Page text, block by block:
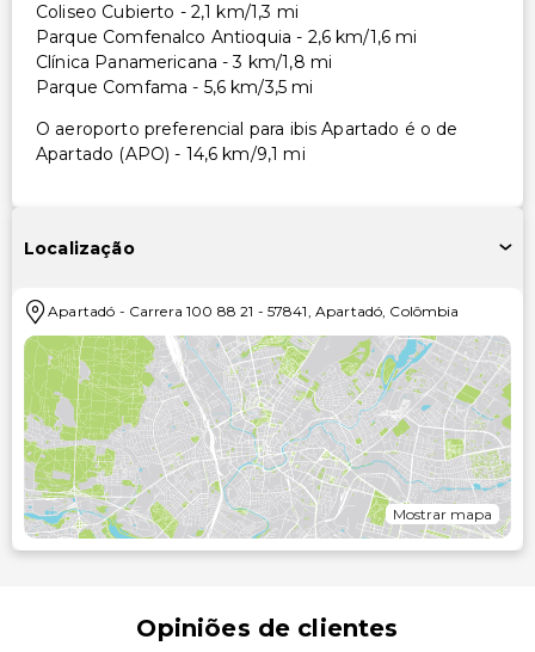
Coliseo Cubierto - 2,1 km/1,3 mi
Parque Comfenalco Antioquia - 2,6 km/1,6 mi
Clínica Panamericana - 3 km/1,8 mi
Parque Comfama - 5,6 km/3,5 mi
O aeroporto preferencial para ibis Apartado é o de
Apartado (APO) - 14,6 km/9,1 mi
Localização
Apartadó - Carrera 100 88 21 - 57841, Apartadó, Colômbia
Mostrar mapa
Opiniões de clientes